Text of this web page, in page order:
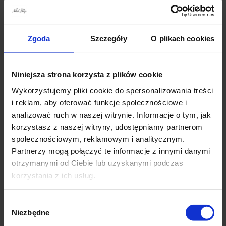
Zgoda Szczegóły O plikach cookies
Niniejsza strona korzysta z plików cookie
Wykorzystujemy pliki cookie do spersonalizowania treści
i reklam, aby oferować funkcje społecznościowe i
analizować ruch w naszej witrynie. Informacje o tym, jak
korzystasz z naszej witryny, udostępniamy partnerom
społecznościowym, reklamowym i analitycznym.
Partnerzy mogą połączyć te informacje z innymi danymi
otrzymanymi od Ciebie lub uzyskanymi podczas
korzystania z ich usług.
zgody
Niezbędne
Szer. w talii – 2X 50 cm
100% Poliester
producent Włoski